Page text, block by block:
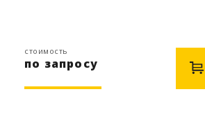
стоимость
по запросу